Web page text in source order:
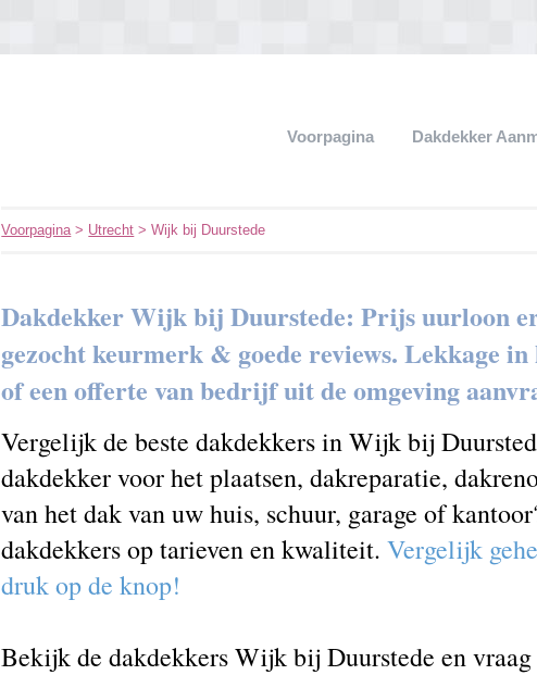
Voorpagina Dakdekker
Voorpagina> Utrecht > Wijk bij Duurstede
Dakdekker Wijk bij Duurstede: Prijs uurloon
gezocht keurmerk & goede reviews. Lekkage in
of een offerte van bedrijf uit de omgeving
Vergelijk de beste dakdekkers in Wijk bij
dakdekker voor het plaatsen, dakreparatie,
van het dak van uw huis, schuur, garage of
dakdekkers op tarieven en kwaliteit.Vergelijk
druk op de knop!
Bekijk de dakdekkers Wijk bij Duurstede en vraag